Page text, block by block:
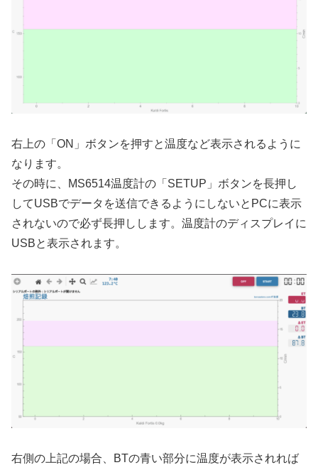
右上の「ON」ボタンを押すと温度など表示されるように
なります。
その時に、MS6514温度計の「SETUP」ボタンを長押し
してUSBでデータを送信できるようにしないとPCに表示
されないので必ず長押しします。温度計のディスプレイに
USBと表示されます。
右側の上記の場合、BTの青い部分に温度が表示されれば